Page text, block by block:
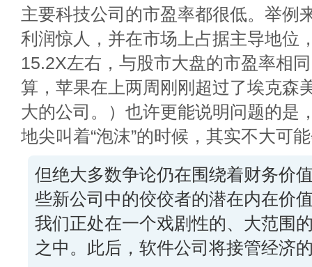
主要科技公司的市盈率都很低。举例
利润惊人，并在市场上占据主导地位
15.2X左右，与股市大盘的市盈率相
算，苹果在上两周刚刚超过了埃克森
大的公司。）也许更能说明问题的是
地尖叫着“泡沫”的时候，其实不大可
但绝大多数争论仍在围绕着财务价
些新公司中的佼佼者的潜在内在价
我们正处在一个戏剧性的、大范围
之中。此后，软件公司将接管经济